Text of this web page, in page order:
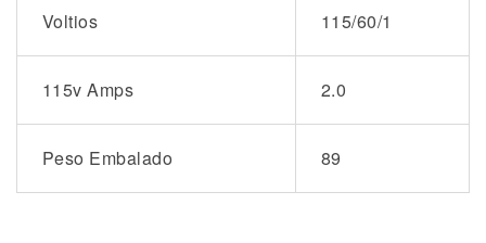
Voltios 115/60/1
115v Amps 2.0
Peso Embalado 89